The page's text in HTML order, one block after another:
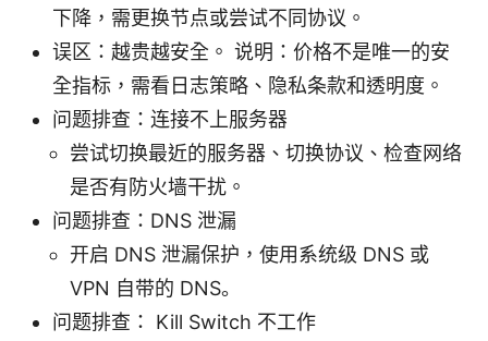
下降，需更换节点或尝试不同协议。
误区：越贵越安全。 说明：价格不是唯一的安
全指标，需看日志策略、隐私条款和透明度。
问题排查：连接不上服务器
尝试切换最近的服务器、切换协议、检查网络
是否有防火墙干扰。
问题排查：DNS 泄漏
开启 DNS 泄漏保护，使用系统级 DNS 或
VPN 自带的 DNS。
问题排查： Kill Switch 不工作